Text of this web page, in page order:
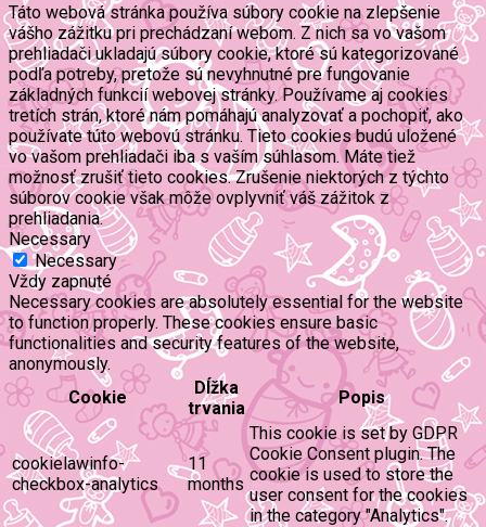
Táto webová stránka používa súbory cookie na zlepšenie
vášho zážitku pri prechádzaní webom. Z nich sa vo vašom
prehliadači ukladajú súbory cookie, ktoré sú kategorizované
podľa potreby, pretože sú nevyhnutné pre fungovanie
základných funkcií webovej stránky. Používame aj cookies
tretích strán, ktoré nám pomáhajú analyzovať a pochopiť, ako
používate túto webovú stránku. Tieto cookies budú uložené
vo vašom prehliadači iba s vaším súhlasom. Máte tiež
možnosť zrušiť tieto cookies. Zrušenie niektorých z týchto
súborov cookie však môže ovplyvniť váš zážitok z
prehliadania.
Necessary
Necessary
Vždy zapnuté
Necessary cookies are absolutely essential for the website
to function properly. These cookies ensure basic
functionalities and security features of the website,
anonymously.
Cookie
Dĺžka
trvania
Popis
cookielawinfo-
checkbox-analytics
11
months
This cookie is set by GDPR
Cookie Consent plugin. The
cookie is used to store the
user consent for the cookies
in the category "Analytics".